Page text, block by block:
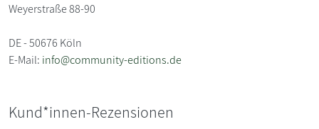
Weyerstraße 88-90
DE - 50676 Köln
E-Mail: info@community-editions.de
Kund*innen-Rezensionen